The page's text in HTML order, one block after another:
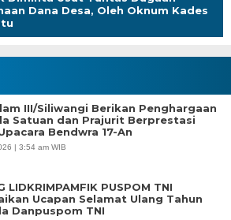
Dana Desa, Oleh Oknum Kades
III/Siliwangi Berikan Penghargaan
Satuan dan Prajurit Berprestasi
Bendwra 17-An
| 3:54 am WIB
LIDKRIMPAMFIK PUSPOM TNI
Ucapan Selamat Ulang Tahun
Danpuspom TNI